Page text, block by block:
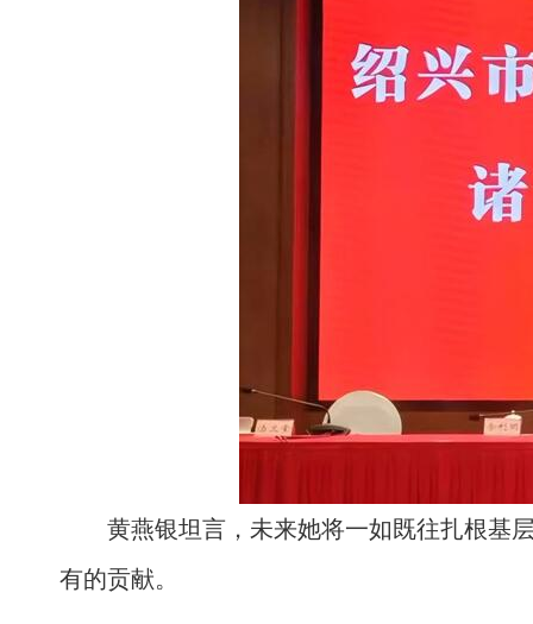
黄燕银坦言，未来她将一如既往扎根基
有的贡献。